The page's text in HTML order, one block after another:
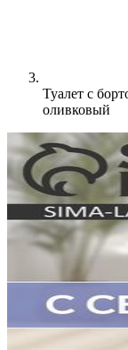
Туалет с
оливковый